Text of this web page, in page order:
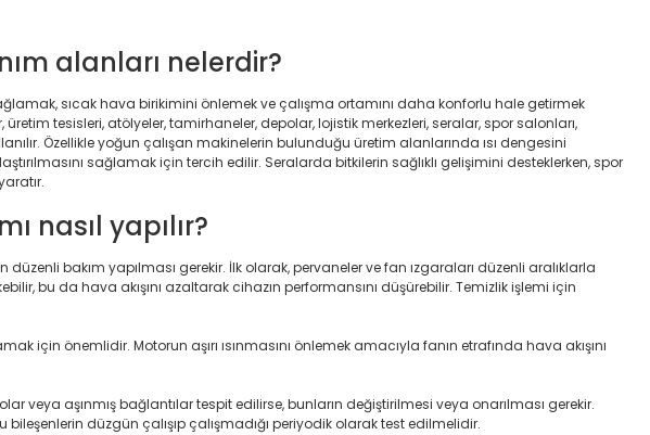
alanları nelerdir?
sıcak hava birikimini önlemek ve çalışma ortamını daha konforlu hale getirmek
tesisleri, atölyeler, tamirhaneler, depolar, lojistik merkezleri, seralar, spor salonları,
Özellikle yoğun çalışan makinelerin bulunduğu üretim alanlarında ısı dengesini
sağlamak için tercih edilir. Seralarda bitkilerin sağlıklı gelişimini desteklerken, spor
nasıl yapılır?
bakım yapılması gerekir. İlk olarak, pervaneler ve fan ızgaraları düzenli aralıklarla
bu da hava akışını azaltarak cihazın performansını düşürebilir. Temizlik işlemi için
için önemlidir. Motorun aşırı ısınmasını önlemek amacıyla fanın etrafında hava akışını
veya aşınmış bağlantılar tespit edilirse, bunların değiştirilmesi veya onarılması gerekir.
düzgün çalışıp çalışmadığı periyodik olarak test edilmelidir.